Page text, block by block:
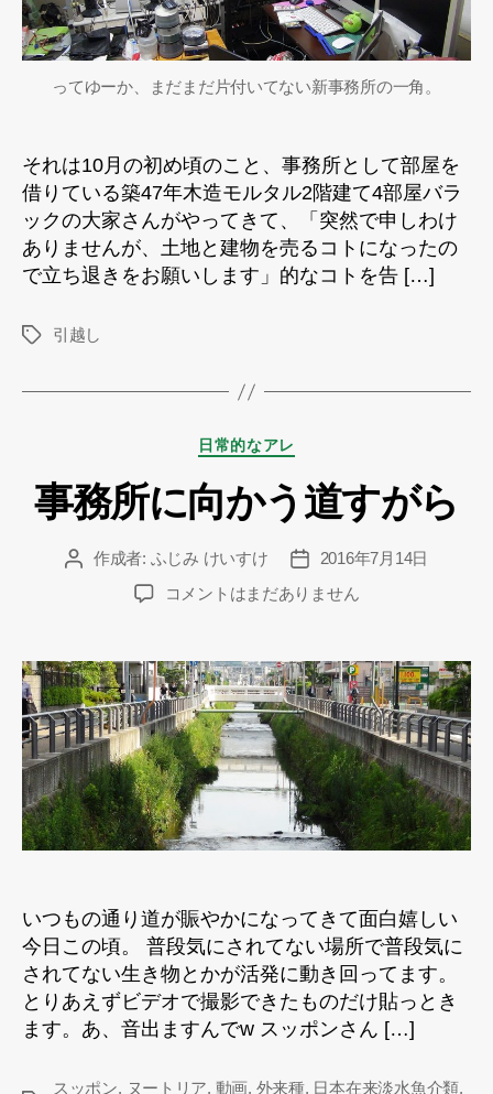
の
ってゆーか、まだまだ片付いてない新事務所の一角。
それは10月の初め頃のこと、事務所として部屋を
借りている築47年木造モルタル2階建て4部屋バラ
ックの大家さんがやってきて、「突然で申しわけ
ありませんが、土地と建物を売るコトになったの
で立ち退きをお願いします」的なコトを告 […]
タ
引越し
カ
ゴ
リ
日常的なアレ
事務所に向かう道すがら
投 作成者: ふじみ けいすけ
投
稿
日
2016年7月14日
事
に
向
か
う
道
す
が
ら
コメントはまだありません
いつもの通り道が賑やかになってきて面白嬉しい
今日この頃。 普段気にされてない場所で普段気に
されてない生き物とかが活発に動き回ってます。
とりあえずビデオで撮影できたものだけ貼っとき
ます。あ、音出ますんでw スッポンさん […]
スッポン, ヌートリア, 動画, 外来種, 日本在来淡水魚介類,